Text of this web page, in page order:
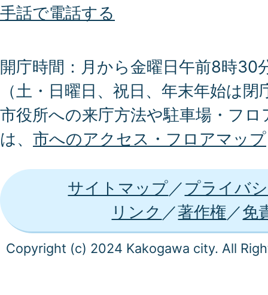
手話で電話する
開庁時間：月から金曜日午前8時30
（土・日曜日、祝日、年末年始は閉
市役所への来庁方法や駐車場・フ
は、 市へのアクセス・フロアマップ
サイトマップ
プライバ
リンク
著作権 免
Copyright (c) 2024 Kakogawa city. All